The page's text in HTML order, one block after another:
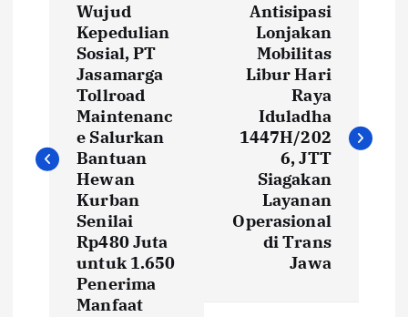
n
Wujud
Kepedulian
Sosial, PT
Jasamarga
Tollroad
Maintenanc
e Salurkan
Bantuan
Hewan
Kurban
Senilai
Rp480 Juta
untuk 1.650
Penerima
Manfaat
Antisipasi
Lonjakan
Mobilitas
Libur Hari
Raya
Iduladha
1447H/202
6, JTT
Siagakan
Layanan
Operasional
di Trans
Jawa